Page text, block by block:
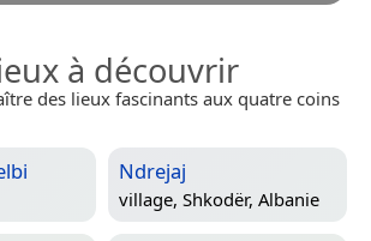
à découvrir
des lieux fascinants aux quatre coins
Ndrejaj
village, Shkodër, Albanie